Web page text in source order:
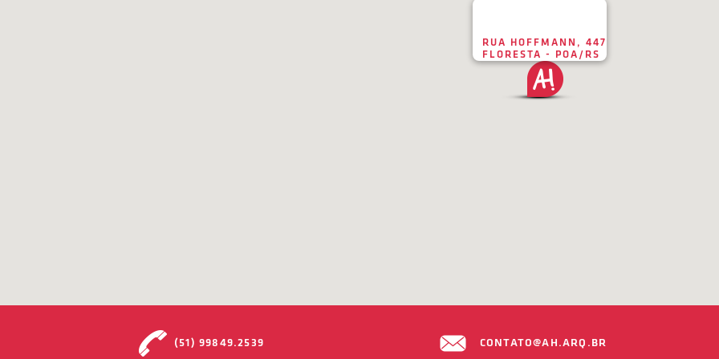
RUA HOFFMANN, 447
FLORESTA - POA/RS
(51) 99849.2539 CONTATO@AH.ARQ.BR